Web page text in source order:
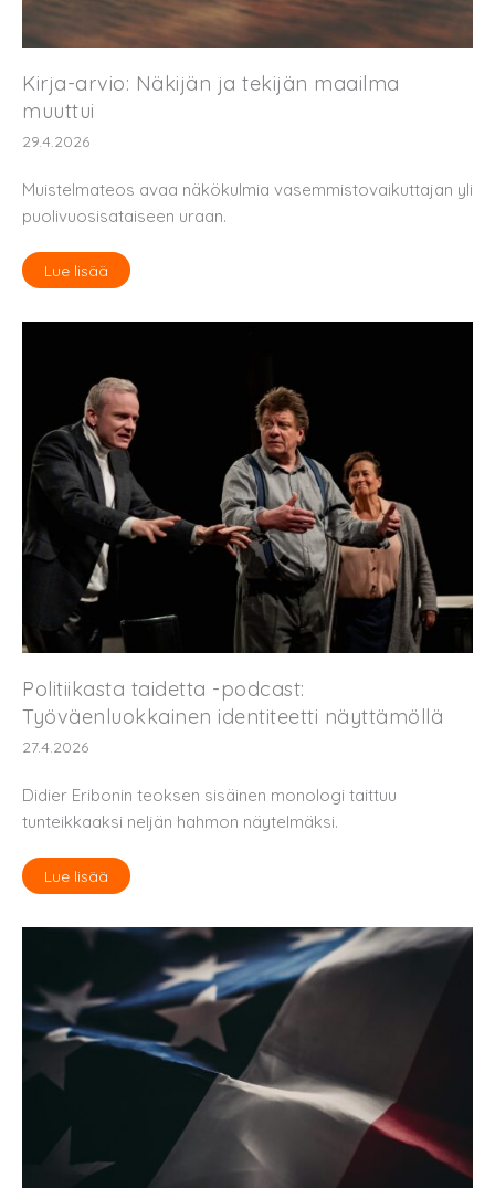
Kirja-arvio: Näkijän ja tekijän maailma
muuttui
29.4.2026
Muistelmateos avaa näkökulmia vasemmistovaikuttajan yli
puolivuosisataiseen uraan.
Lue lisää
Politiikasta taidetta -podcast:
Työväenluokkainen identiteetti näyttämöllä
27.4.2026
Didier Eribonin teoksen sisäinen monologi taittuu
tunteikkaaksi neljän hahmon näytelmäksi.
Lue lisää